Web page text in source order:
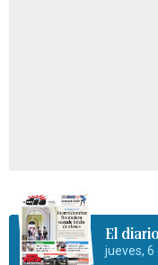
El
jueves,